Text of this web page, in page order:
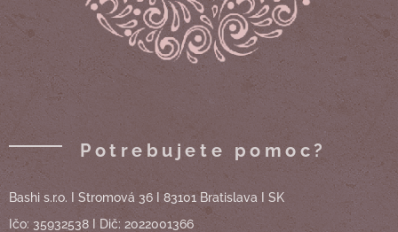
Potrebujete pomoc?
Bashi s.r.o. I Stromová 36 I 83101 Bratislava I SK
Ičo: 35932538 I Dič: 2022001366